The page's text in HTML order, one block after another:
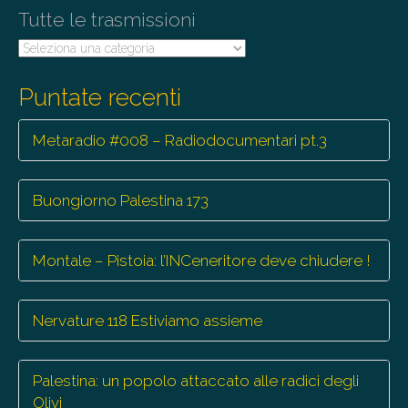
n
Tutte le trasmissioni
Tutte
Puntate recenti
Metaradio #008 – Radiodocumentari pt.3
Buongiorno Palestina 173
Montale – Pistoia: l’INCeneritore deve chiudere !
Nervature 118 Estiviamo assieme
Palestina: un popolo attaccato alle radici degli
Olivi